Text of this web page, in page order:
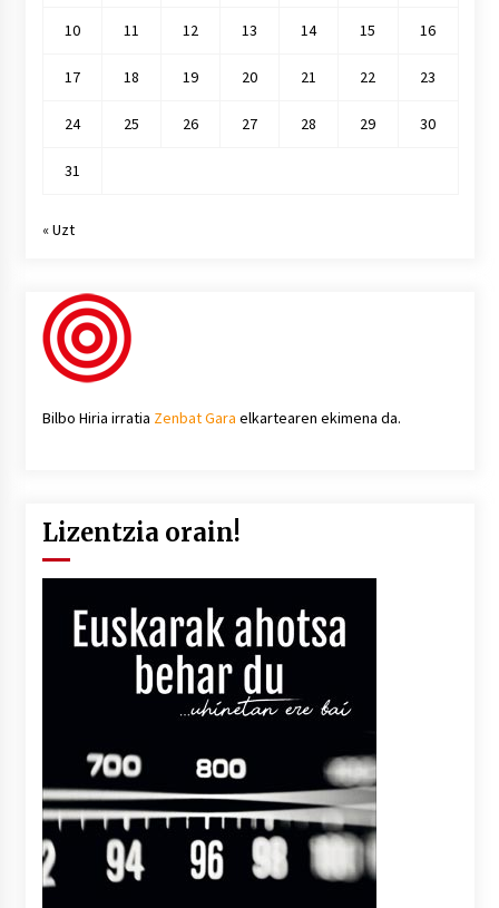
10 11 12 13 14 15 16
17 18 19 20 21 22 23
24 25 26 27 28 29 30
31
« Uzt
Bilbo Hiria irratia Zenbat Gara elkartearen ekimena da.
Lizentzia orain!